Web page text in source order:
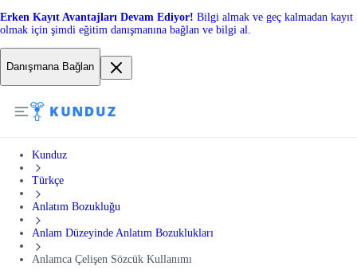
Erken Kayıt Avantajları Devam Ediyor! Bilgi almak ve geç kalmadan kayıt
olmak için şimdi eğitim danışmanına bağlan ve bilgi al.
Danışmana Bağlan
Kunduz
Türkçe
Anlatım Bozukluğu
Anlam Düzeyinde Anlatım Bozuklukları
Anlamca Çelişen Sözcük Kullanımı